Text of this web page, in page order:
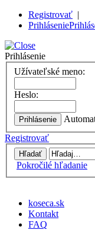
Registrovať |
Prihlásenie
Prihlásenie
Užívateľské meno:
Heslo:
Registrovať
Pokročilé hľadanie
koseca.sk
Kontakt
FAQ